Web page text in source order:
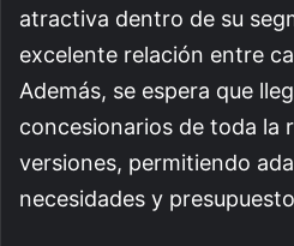
atractiva dentro de su
excelente relación entre
Además, se espera que
concesionarios de toda la
versiones, permitiendo
necesidades y